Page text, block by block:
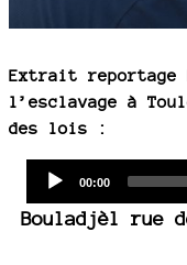
Extrait reportage
l’esclavage à
des lois :
Current
00:00
Bouladjèl rue